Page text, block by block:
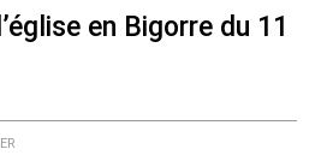
en Bigorre du 11